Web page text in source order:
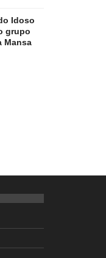
Idoso
grupo
Mansa